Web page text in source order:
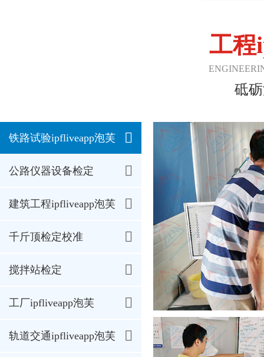
工程
砥
铁路试验ipfliveapp泡芙
公路仪器设备检定
建筑工程ipfliveapp泡芙
千斤顶检定校准
搅拌站检定
工厂ipfliveapp泡芙
轨道交通ipfliveapp泡芙